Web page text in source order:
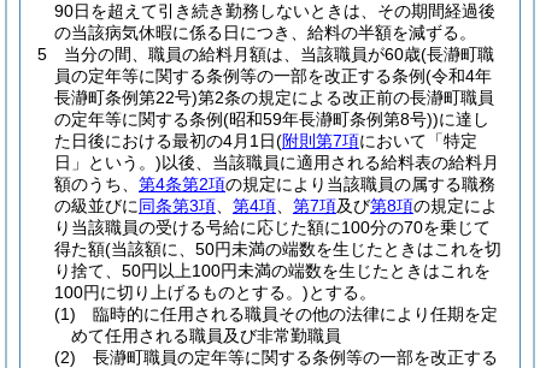
90日を超えて引き続き勤務しないときは、その期間経過後
の当該病気休暇に係る日につき、給料の半額を減ずる。
5
当分の間、職員の給料月額は、当該職員が60歳(長瀞町職
員の定年等に関する条例等の一部を改正する条例(令和4年
長瀞町条例第22号)第2条の規定による改正前の長瀞町職員
の定年等に関する条例(昭和59年長瀞町条例第8号))に達し
た日後における最初の4月1日(附則第7項において「特定
日」という。)以後、当該職員に適用される給料表の給料月
額のうち、 第4条第2項の規定により当該職員の属する職務
の級並びに同条第3項 第4項 第7項及び第8項の規定によ
り当該職員の受ける号給に応じた額に100分の70を乗じて
得た額(当該額に、50円未満の端数を生じたときはこれを切
り捨て、50円以上100円未満の端数を生じたときはこれを
100円に切り上げるものとする。)とする。
(1)
臨時的に任用される職員その他の法律により任期を定
めて任用される職員及び非常勤職員
(2)
長瀞町職員の定年等に関する条例等の一部を改正する